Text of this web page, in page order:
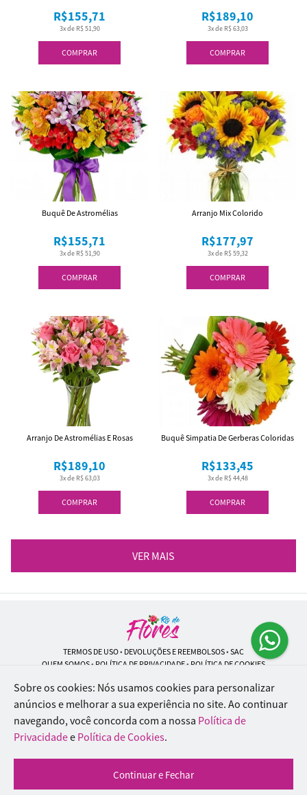
COMPRAR
3x de R$ 51,90
R$155,71
COMPRAR
3x de R$ 63,03
R$189,10
COMPRAR
3x de R$ 51,90
R$155,71
Buquê De Astromélias
COMPRAR
3x de R$ 59,32
R$177,97
Arranjo Mix Colorido
COMPRAR
3x de R$ 63,03
R$189,10
Arranjo De Astromélias E Rosas
COMPRAR
3x de R$ 44,48
R$133,45
Buquê Simpatia De Gerberas Coloridas
VER MAIS
TERMOS DE USO• DEVOLUÇÕES E REEMBOLSOS• SAC
QUEM SOMOS• POLÍTICA DE PRIVACIDADE• POLÍTICA DE COOKIES
Rio de Flores | CNPJ: 18.184.423/0001-74
Rua Lopes Trovão, 42 - Rio de Janeiro - RJ - 20.920-340
WhatsApp: (21) 96451-9290| Telefone: (21) 9 6715-9790
© 2024-2026 - Todos os direitos reservados - Desenvolvido por
Inteligentes
Sobre os cookies: Nós usamos cookies para personalizar
anúncios e melhorar a sua experiência no site. Ao continuar
navegando, você concorda com a nossa Política de
Privacidadee Política de Cookies.
Continuar e Fechar